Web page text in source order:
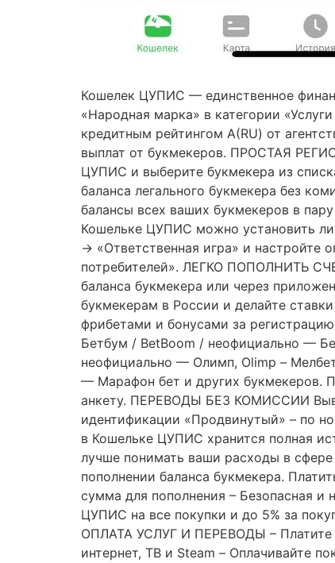
Кошелек ЦУПИС — единственное
«Народная марка» в категории
кредитным рейтингом А(RU) от
выплат от букмекеров. ПРОСТАЯ
ЦУПИС и выберите букмекера из
баланса легального букмекера без
балансы всех ваших букмекеров в
Кошельке ЦУПИС можно установить
→ «Ответственная игра» и настройте
потребителей». ЛЕГКО ПОПОЛНИТЬ
баланса букмекера или через
букмекерам в России и делайте
фрибетами и бонусами за
Бетбум / BetBoom / неофициально —
неофициально — Олимп, Olimp –
— Марафон бет и других букмекеров.
анкету. ПЕРЕВОДЫ БЕЗ КОМИССИИ
идентификации «Продвинутый» – по
в Кошельке ЦУПИС хранится полная
лучше понимать ваши расходы в
пополнении баланса букмекера.
сумма для пополнения – Безопасная и
ЦУПИС на все покупки и до 5% за
ОПЛАТА УСЛУГ И ПЕРЕВОДЫ – Платите
интернет, ТВ и Steam – Оплачивайте